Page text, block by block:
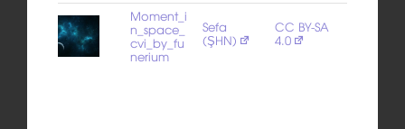
Moment_i
n_space_
cvi_by_fu
nerium
Sefa
(ŞHN)
CC BY-SA
4.0